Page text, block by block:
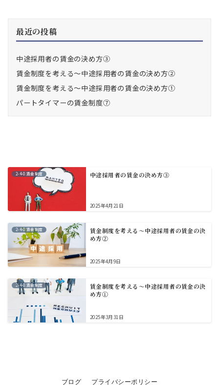
最近の投稿
中途採用者の賃金の決め方③
賃金制度を考える～中途採用者の賃金の決め方②
賃金制度を考える～中途採用者の賃金の決め方①
パートタイマーの賃金制度⑦
2-4-0.賃金制度 中途採用者の賃金の決め方③
2025年4月21日
2-4-0.賃金制度
賃金制度を考える～中途採用者の賃金の決
め方②
2025年4月9日
2-4-0.賃金制度
賃金制度を考える～中途採用者の賃金の決
め方①
2025年3月31日
ブログ プライバシーポリシー